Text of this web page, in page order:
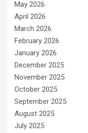
May 2026
April 2026
March 2026
February 2026
January 2026
December 2025
November 2025
October 2025
September 2025
August 2025
July 2025